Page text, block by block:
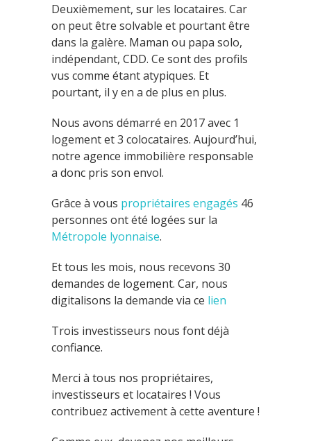
Deuxièmement, sur les locataires. Car
on peut être solvable et pourtant être
dans la galère. Maman ou papa solo,
indépendant, CDD. Ce sont des profils
vus comme étant atypiques. Et
pourtant, il y en a de plus en plus.
Nous avons démarré en 2017 avec 1
logement et 3 colocataires. Aujourd’hui,
notre agence immobilière responsable
a donc pris son envol.
Grâce à vous propriétaires engagés 46
personnes ont été logées sur la
Métropole lyonnaise.
Et tous les mois, nous recevons 30
demandes de logement. Car, nous
digitalisons la demande via ce lien
Trois investisseurs nous font déjà
confiance.
Merci à tous nos propriétaires,
investisseurs et locataires ! Vous
contribuez activement à cette aventure !